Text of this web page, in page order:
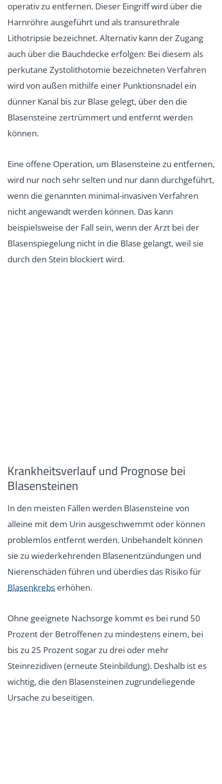
operativ zu entfernen. Dieser Eingriff wird über die
Harnröhre ausgeführt und als transurethrale
Lithotripsie bezeichnet. Alternativ kann der Zugang
auch über die Bauchdecke erfolgen: Bei diesem als
per­ku­tane Zystolithotomie bezeichneten Verfahren
wird von außen mithilfe einer Punktionsnadel ein
dünner Kanal bis zur Blase gelegt, über den die
Blasensteine zertrümmert und entfernt werden
können.
Eine offene Operation, um Blasensteine zu entfernen,
wird nur noch sehr selten und nur dann durchgeführt,
wenn die genannten minimal-invasiven Verfahren
nicht angewandt werden können. Das kann
beispielsweise der Fall sein, wenn der Arzt bei der
Blasenspiegelung nicht in die Blase gelangt, weil sie
durch den Stein blockiert wird.
Krankheitsverlauf und Prognose bei
Blasensteinen
In den meisten Fällen werden Blasensteine von
alleine mit dem Urin ausgeschwemmt oder können
problemlos entfernt werden. Unbehandelt können
sie zu wiederkehrenden Blasenentzündungen und
Nierenschäden führen und überdies das Risiko für
Blasenkrebs erhöhen.
Ohne geeignete Nachsorge kommt es bei rund 50
Prozent der Betroffenen zu mindestens einem, bei
bis zu 25 Prozent sogar zu drei oder mehr
Steinrezidiven (erneute Steinbildung). Deshalb ist es
wichtig, die den Blasensteinen zugrundeliegende
Ursache zu beseitigen.